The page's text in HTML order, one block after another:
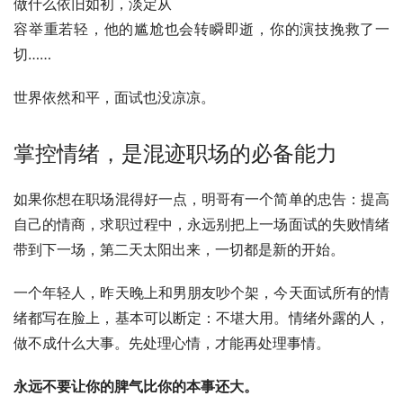
容举重若轻，他的尴尬也会转瞬即逝，你的演技挽救了一
切……
世界依然和平，面试也没凉凉。
掌控情绪，是混迹职场的必备能力
如果你想在职场混得好一点，明哥有一个简单的忠告：提高
自己的情商，求职过程中，永远别把上一场面试的失败情绪
带到下一场，第二天太阳出来，一切都是新的开始。
一个年轻人，昨天晚上和男朋友吵个架，今天面试所有的情
绪都写在脸上，基本可以断定：不堪大用。情绪外露的人，
做不成什么大事。先处理心情，才能再处理事情。
永远不要让你的脾气比你的本事还大。